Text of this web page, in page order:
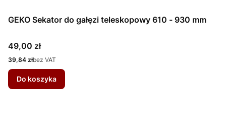
GEKO Sekator do gałęzi teleskopowy 610 - 930 mm
Cena
49,00 zł
Cena
39,84 złbez VAT
Do koszyka